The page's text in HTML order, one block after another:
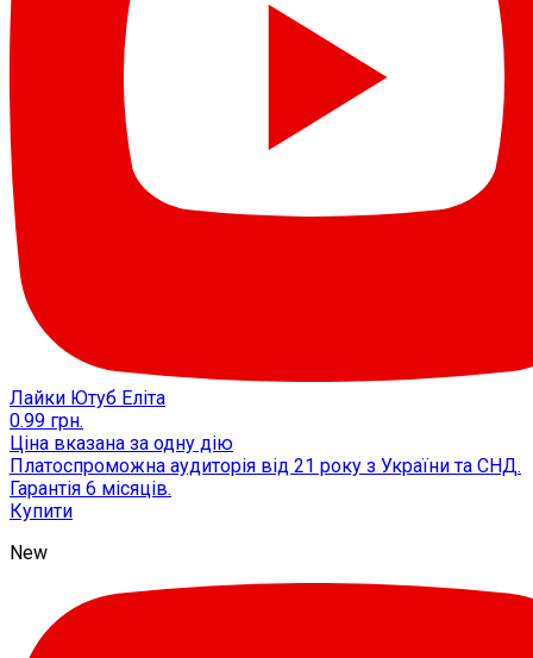
Лайки Ютуб Еліта
0.99 грн.
Ціна вказана за одну дію
Платоспроможна аудиторія від 21 року з України та СНД.
Гарантія 6 місяців.
Купити
New